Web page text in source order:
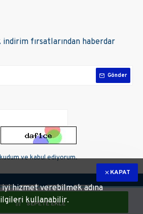
SEPETE EKLE
fırsatlarından haberdar
Gönder
ve kabul ediyorum.
kullanılan markalara ait tüm materyallerin telif
KAPAT
hizmet verebilmek adına
kullanabilir.